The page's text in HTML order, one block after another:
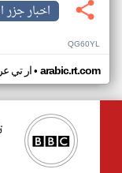
اخبار جزر
QG60YL
ار تي• arabic.rt.com